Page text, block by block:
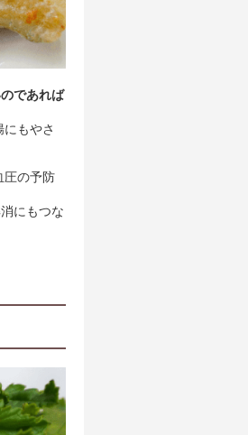
であれば
もやさ
圧の予防
にもつな